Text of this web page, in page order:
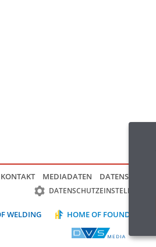
KONTAKT MEDIADATEN DATENSCHUTZ
DATENSCHUTZEINSTELLUNGEN
WELDING HOME OF FOUNDRY